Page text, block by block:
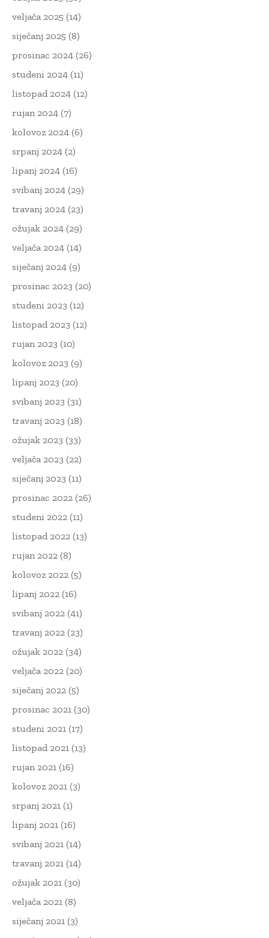
veljača 2025 (14)
siječanj 2025 (8)
prosinac 2024 (26)
studeni 2024 (11)
listopad 2024 (12)
rujan 2024 (7)
kolovoz 2024 (6)
srpanj 2024 (2)
lipanj 2024 (16)
svibanj 2024 (29)
travanj 2024 (23)
ožujak 2024 (29)
veljača 2024 (14)
siječanj 2024 (9)
prosinac 2023 (20)
studeni 2023 (12)
listopad 2023 (12)
rujan 2023 (10)
kolovoz 2023 (9)
lipanj 2023 (20)
svibanj 2023 (31)
travanj 2023 (18)
ožujak 2023 (33)
veljača 2023 (22)
siječanj 2023 (11)
prosinac 2022 (26)
studeni 2022 (11)
listopad 2022 (13)
rujan 2022 (8)
kolovoz 2022 (5)
lipanj 2022 (16)
svibanj 2022 (41)
travanj 2022 (23)
ožujak 2022 (34)
veljača 2022 (20)
siječanj 2022 (5)
prosinac 2021 (30)
studeni 2021 (17)
listopad 2021 (13)
rujan 2021 (16)
kolovoz 2021 (3)
srpanj 2021 (1)
lipanj 2021 (16)
svibanj 2021 (14)
travanj 2021 (14)
ožujak 2021 (30)
veljača 2021 (8)
siječanj 2021 (3)